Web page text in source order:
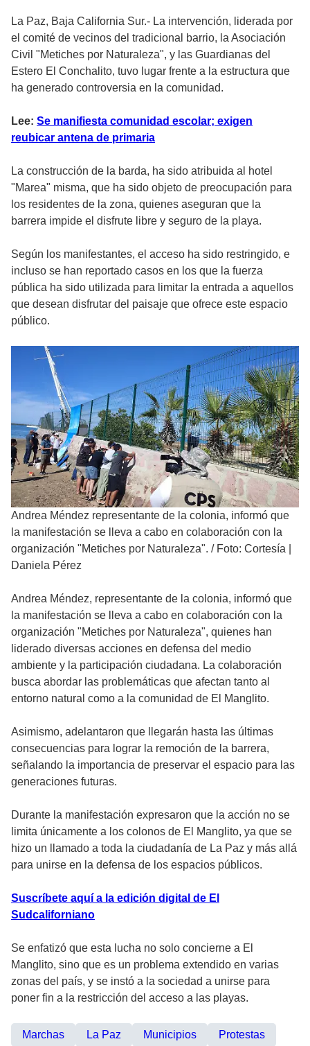
La Paz, Baja California Sur.- La intervención, liderada por
el comité de vecinos del tradicional barrio, la Asociación
Civil "Metiches por Naturaleza", y las Guardianas del
Estero El Conchalito, tuvo lugar frente a la estructura que
ha generado controversia en la comunidad.
Lee: Se manifiesta comunidad escolar; exigen
reubicar antena de primaria
La construcción de la barda, ha sido atribuida al hotel
"Marea" misma, que ha sido objeto de preocupación para
los residentes de la zona, quienes aseguran que la
barrera impide el disfrute libre y seguro de la playa.
Según los manifestantes, el acceso ha sido restringido, e
incluso se han reportado casos en los que la fuerza
pública ha sido utilizada para limitar la entrada a aquellos
que desean disfrutar del paisaje que ofrece este espacio
público.
Andrea Méndez representante de la colonia, informó que
la manifestación se lleva a cabo en colaboración con la
organización "Metiches por Naturaleza". / Foto: Cortesía |
Daniela Pérez
Andrea Méndez, representante de la colonia, informó que
la manifestación se lleva a cabo en colaboración con la
organización "Metiches por Naturaleza", quienes han
liderado diversas acciones en defensa del medio
ambiente y la participación ciudadana. La colaboración
busca abordar las problemáticas que afectan tanto al
entorno natural como a la comunidad de El Manglito.
Asimismo, adelantaron que llegarán hasta las últimas
consecuencias para lograr la remoción de la barrera,
señalando la importancia de preservar el espacio para las
generaciones futuras.
Durante la manifestación expresaron que la acción no se
limita únicamente a los colonos de El Manglito, ya que se
hizo un llamado a toda la ciudadanía de La Paz y más allá
para unirse en la defensa de los espacios públicos.
Suscríbete aquí a la edición digital de El
Sudcaliforniano
Se enfatizó que esta lucha no solo concierne a El
Manglito, sino que es un problema extendido en varias
zonas del país, y se instó a la sociedad a unirse para
poner fin a la restricción del acceso a las playas.
Marchas La Paz Municipios Protestas